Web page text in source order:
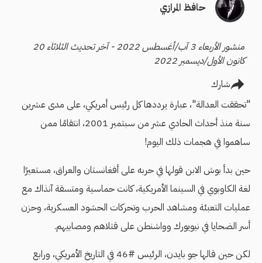
حافظ المرازي
منشور الأربعاء 3 آب/أغسطس 2022 - آخر تحديث الثلاثاء 20
كانون الأول/ديسمبر 2022
شارك
"تحققت العدالة"، عبارة يرددها كل رئيس أمريكي، على مدى عشرين
سنة منذ أحداث الحادي عشر من سبتمبر 2001، انتقامًا ممن
ساهموا في هجمات ذلك اليوم!
حين بدأ بوش الابن قولها في حربه على أفغانستان والعراق، مستعيرًا
لغة الكاوبوي في السينما الأمريكية، كانت حماسية ومتسقة آنذاك مع
عمليات التعبئة ومشاهد الحرب وتحركات الحشود العسكرية، وحزن
أسر الضحايا في نيويورك وواشنطن على قتلاهم ومصابيهم.
لكن حين قالها جو بايدن، الرئيس #46 في التاريخ الأمريكي، ورابع